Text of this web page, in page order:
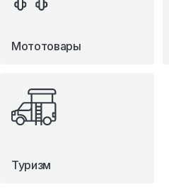
Мототовары
Туризм